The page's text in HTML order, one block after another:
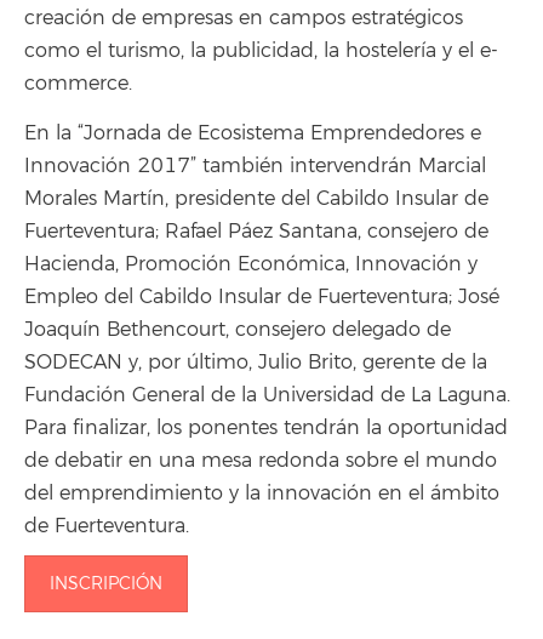
creación de empresas en campos estratégicos
como el turismo, la publicidad, la hostelería y el e-
commerce.
En la “Jornada de Ecosistema Emprendedores e
Innovación 2017” también intervendrán Marcial
Morales Martín, presidente del Cabildo Insular de
Fuerteventura; Rafael Páez Santana, consejero de
Hacienda, Promoción Económica, Innovación y
Empleo del Cabildo Insular de Fuerteventura; José
Joaquín Bethencourt, consejero delegado de
SODECAN y, por último, Julio Brito, gerente de la
Fundación General de la Universidad de La Laguna.
Para finalizar, los ponentes tendrán la oportunidad
de debatir en una mesa redonda sobre el mundo
del emprendimiento y la innovación en el ámbito
de Fuerteventura.
INSCRIPCIÓN